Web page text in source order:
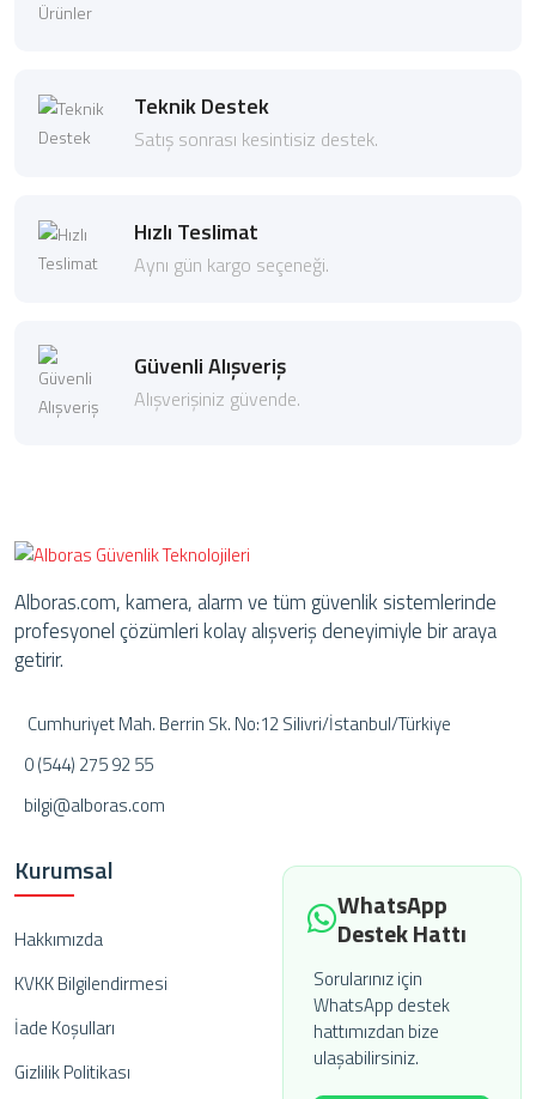
Teknik Destek
Satış sonrası kesintisiz destek.
Hızlı Teslimat
Aynı gün kargo seçeneği.
Güvenli Alışveriş
Alışverişiniz güvende.
Alboras.com, kamera, alarm ve tüm güvenlik sistemlerinde
profesyonel çözümleri kolay alışveriş deneyimiyle bir araya
getirir.
Cumhuriyet Mah. Berrin Sk. No:12 Silivri/İstanbul/Türkiye
0 (544) 275 92 55
bilgi@alboras.com
Kurumsal
Hakkımızda
KVKK Bilgilendirmesi
İade Koşulları
Gizlilik Politikası
WhatsApp
Destek Hattı
Sorularınız için
WhatsApp destek
hattımızdan bize
ulaşabilirsiniz.